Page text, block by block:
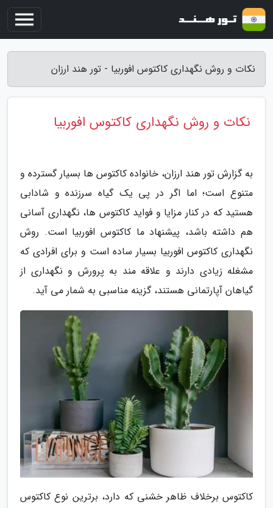
نکات و روش نگهداری کاکتوس افوربیا - تور هند ارزان
نکات و روش نگهداری کاکتوس افوربیا
به گزارش تور هند ارزان، خانواده کاکتوس ها بسیار گسترده و
متنوع است؛ اما اگر در پی یک گیاه سرزنده و شادابی
هستید که در کنار مزایا و فواید کاکتوس ها، نگهداری آسانی
هم داشته باشد، پیشنهاد ما کاکتوس افوربیا است. روش
نگهداری کاکتوس افوربیا بسیار ساده است و برای افرادی که
مشغله زیادی دارند و علاقه مند به پرورش و نگهداری از
گیاهان آپارتمانی هستند، گزینه مناسبی به شمار می آید.
کاکتوس برخلاف ظاهر خشنی که دارد، برترین نوع کاکتوس